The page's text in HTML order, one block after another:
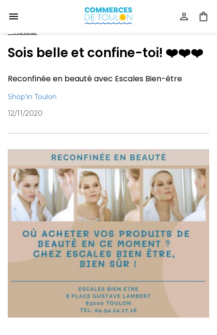
Retour
Sois belle et confine-toi! ❤️❤️❤️
Reconfinée en beauté avec Escales Bien-être
Shop'in Toulon
12/11/2020